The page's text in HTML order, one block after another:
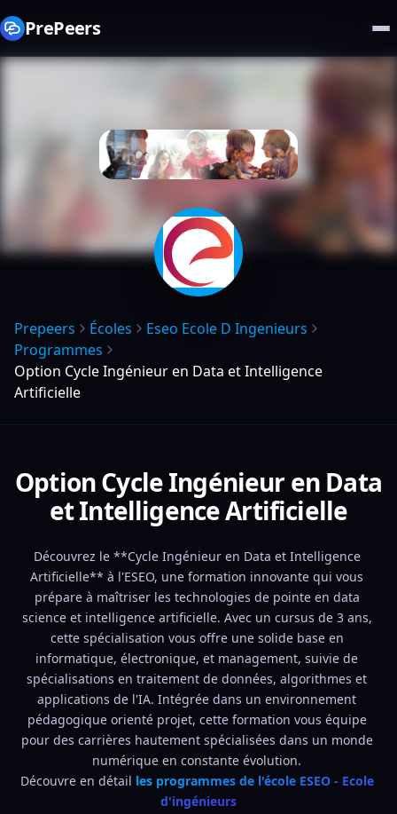
PrePeers
Prepeers Écoles
Eseo Ecole D Ingenieurs
Programmes
Option Cycle Ingénieur en Data et Intelligence
Artificielle
Option Cycle Ingénieur en Data
et Intelligence Artificielle
Découvrez le **Cycle Ingénieur en Data et Intelligence
Artificielle** à l'ESEO, une formation innovante qui vous
prépare à maîtriser les technologies de pointe en data
science et intelligence artificielle. Avec un cursus de 3 ans,
cette spécialisation vous offre une solide base en
informatique, électronique, et management, suivie de
spécialisations en traitement de données, algorithmes et
applications de l'IA. Intégrée dans un environnement
pédagogique orienté projet, cette formation vous équipe
pour des carrières hautement spécialisées dans un monde
numérique en constante évolution.
Découvre en détail les programmes de l'école ESEO - Ecole
d'ingénieurs